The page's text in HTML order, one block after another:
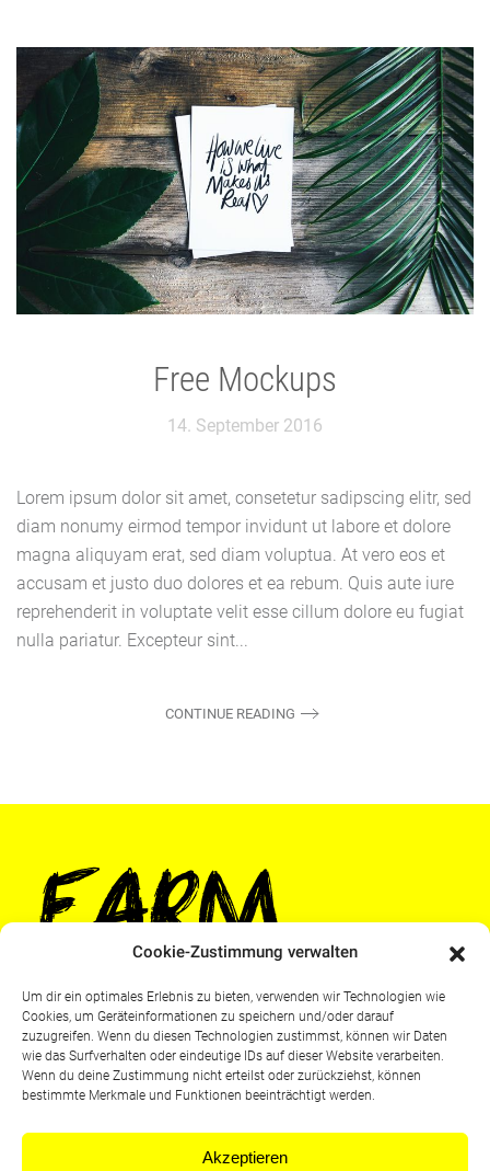
Cookie-Zustimmung verwalten
Um dir ein optimales Erlebnis zu bieten, verwenden wir Technologien wie
Cookies, um Geräteinformationen zu speichern und/oder darauf
zuzugreifen. Wenn du diesen Technologien zustimmst, können wir Daten
wie das Surfverhalten oder eindeutige IDs auf dieser Website verarbeiten.
Wenn du deine Zustimmung nicht erteilst oder zurückziehst, können
bestimmte Merkmale und Funktionen beeinträchtigt werden.
Akzeptieren
Free Mockups
14. September 2016
Lorem ipsum dolor sit amet, consetetur sadipscing elitr, sed
diam nonumy eirmod tempor invidunt ut labore et dolore
magna aliquyam erat, sed diam voluptua. At vero eos et
accusam et justo duo dolores et ea rebum. Quis aute iure
reprehenderit in voluptate velit esse cillum dolore eu fugiat
nulla pariatur. Excepteur sint...
CONTINUE READING